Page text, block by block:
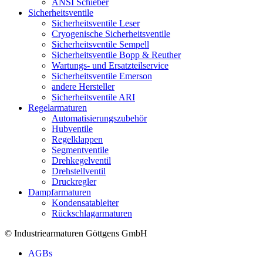
Sicherheitsventile
Sicherheitsventile Leser
Cryogenische Sicherheitsventile
Sicherheitsventile Sempell
Sicherheitsventile Bopp & Reuther
Wartungs- und Ersatzteilservice
Sicherheitsventile Emerson
andere Hersteller
Sicherheitsventile ARI
Regelarmaturen
Automatisierungszubehör
Hubventile
Regelklappen
Segmentventile
Drehkegelventil
Drehstellventil
Druckregler
Dampfarmaturen
Kondensatableiter
Rückschlagarmaturen
© Industriearmaturen Göttgens GmbH
AGBs